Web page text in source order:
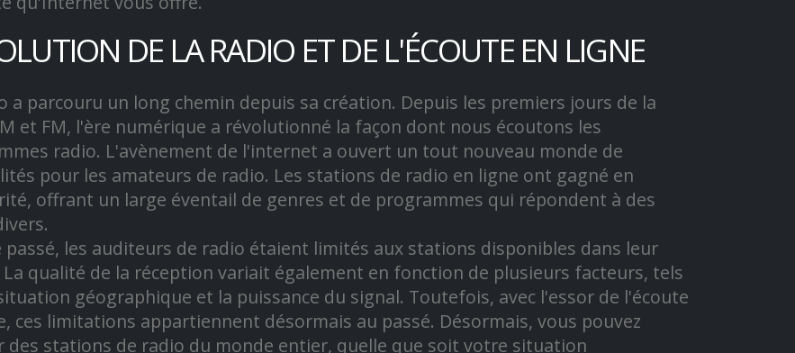
DE LA RADIO ET DE L'ÉCOUTE EN LIGNE
a parcouru un long chemin depuis sa création. Depuis les premiers jours de la
et FM, l'ère numérique a révolutionné la façon dont nous écoutons les
radio. L'avènement de l'internet a ouvert un tout nouveau monde de
pour les amateurs de radio. Les stations de radio en ligne ont gagné en
offrant un large éventail de genres et de programmes qui répondent à des
passé, les auditeurs de radio étaient limités aux stations disponibles dans leur
qualité de la réception variait également en fonction de plusieurs facteurs, tels
géographique et la puissance du signal. Toutefois, avec l'essor de l'écoute
ces limitations appartiennent désormais au passé. Désormais, vous pouvez
des stations de radio du monde entier, quelle que soit votre situation